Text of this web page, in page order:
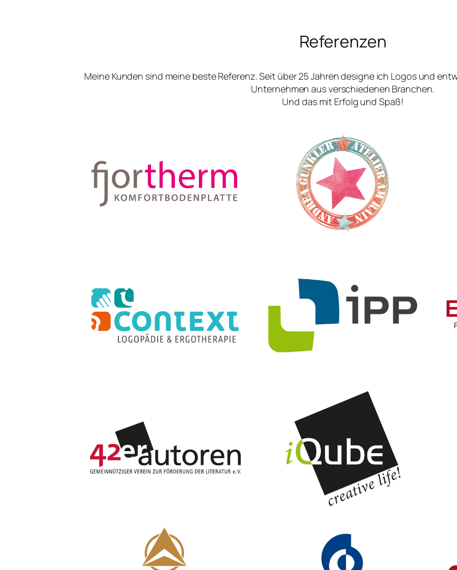
Referenzen
Meine Kunden sind meine beste Referenz. Seit über 25 Jahren designe ich Logos und
Unternehmen aus verschiedenen Branchen.
Und das mit Erfolg und Spaß!